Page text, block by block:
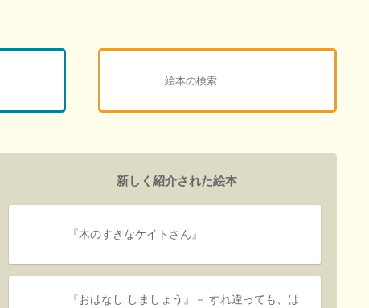
新しく紹介された絵本
『木のすきなケイトさん』
『おはなし しましょう』－ すれ違っても、は